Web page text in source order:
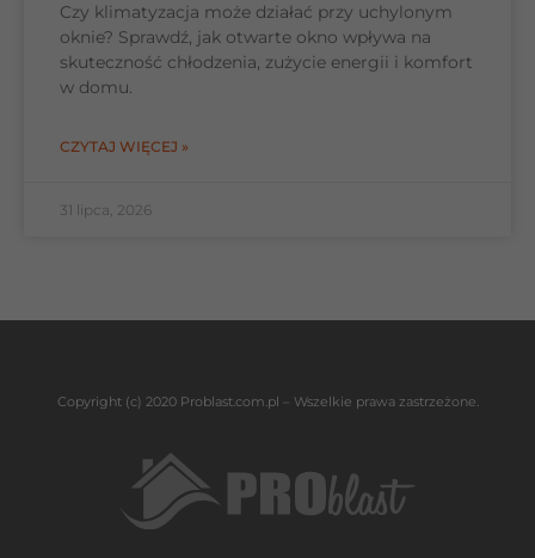
Czy klimatyzacja może działać przy uchylonym
oknie? Sprawdź, jak otwarte okno wpływa na
skuteczność chłodzenia, zużycie energii i komfort
w domu.
CZYTAJ WIĘCEJ »
31 lipca, 2026
Copyright (c) 2020 Problast.com.pl – Wszelkie prawa zastrzeżone.